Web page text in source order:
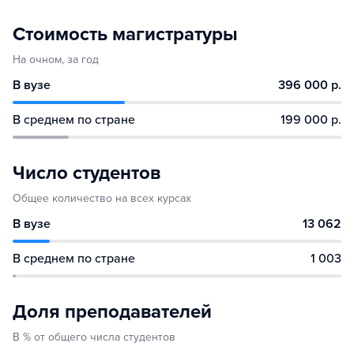
Стоимость магистратуры
На очном, за год
В вузе 396 000 р.
В среднем по стране 199 000 р.
Число студентов
Общее количество на всех курсах
В вузе 13 062
В среднем по стране 1 003
Доля преподавателей
В % от общего числа студентов